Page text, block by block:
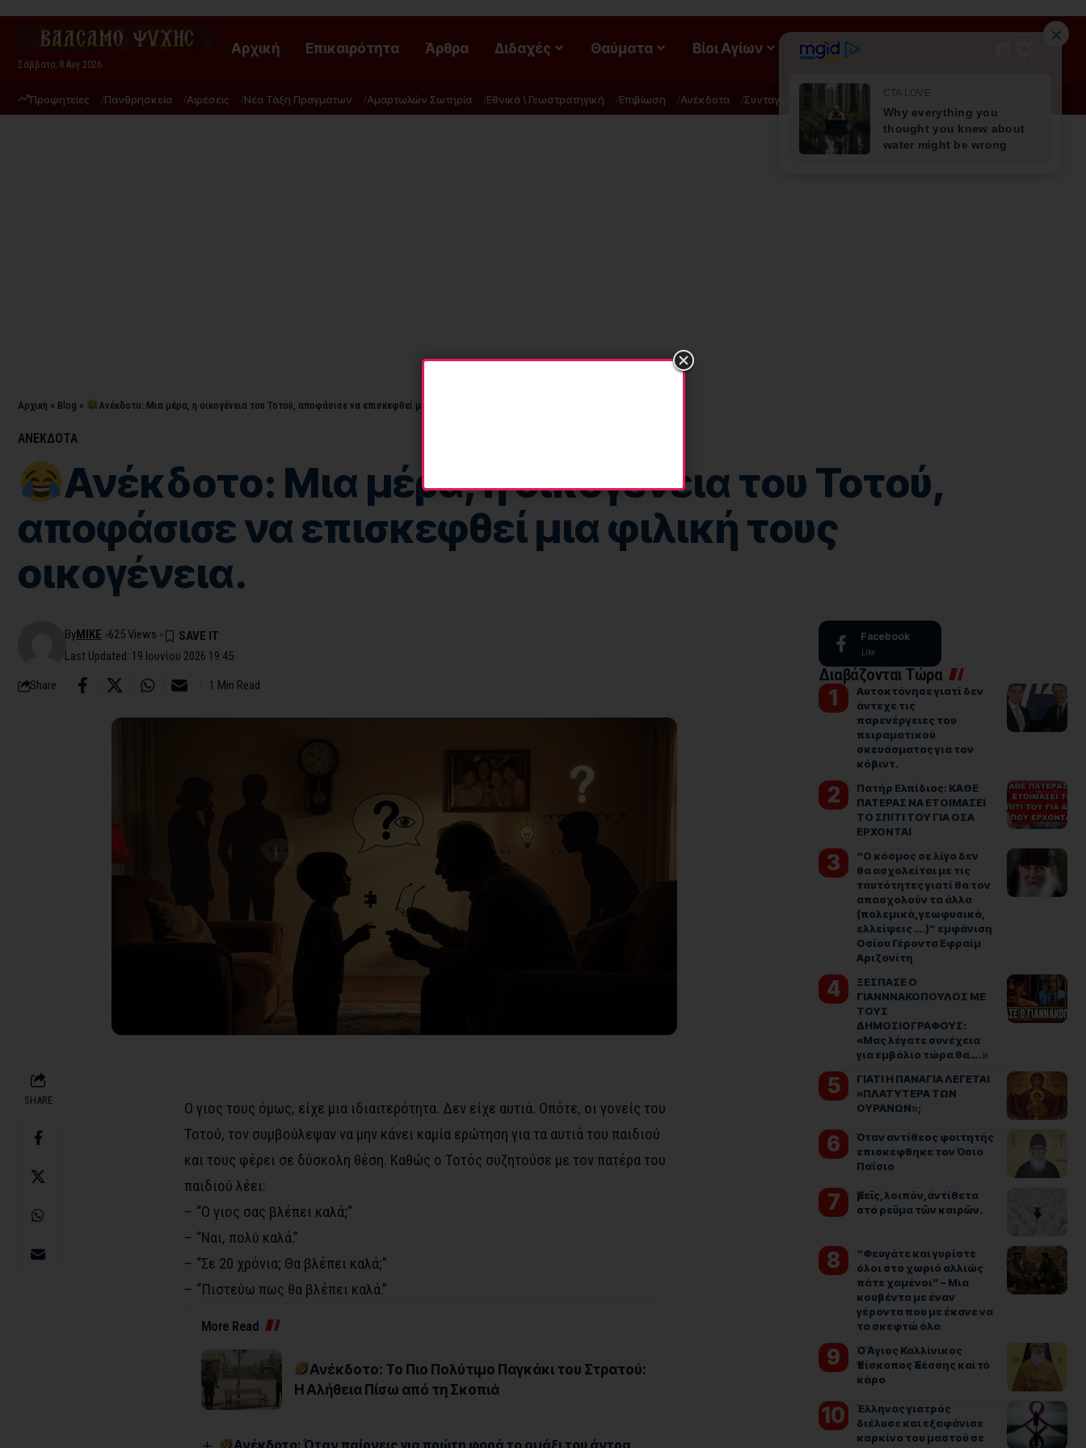
Σάββατο, 8 Αυγ 2026
Αρχική Επικαιρότητα Άρθρα Διδαχές Θαύματα Βίοι Αγίων ΡΟΗ
Προφητείες Πανθρησκεία Αιρέσεις Νέα Τάξη Πραγμάτων Αμαρτωλών Σωτηρία Εθνικά \ Γεωστρατηγική Επιβίωση Ανέκδοτα Συνταγές Διατροφή - Φυσική Ιατρική
Αρχική » Blog » Ανέκδοτο: Μια μέρα, η οικογένεια του Τοτού, αποφάσισε να επισκεφθεί μια φιλική τους οικογένεια.
ΑΝΕΚΔΟΤΑ
Ανέκδοτο: Μια μέρα, η οικογένεια του Τοτού,
αποφάσισε να επισκεφθεί μια φιλική τους
οικογένεια.
Last Updated: 19 Ιουνίου 2026 19:45
ByMIKE 625 Views
Share 1 Min Read
SHARE
Ο γιος τους όμως, είχε μια ιδιαιτερότητα. Δεν είχε αυτιά. Οπότε, οι γονείς του
Τοτού, τον συμβούλεψαν να μην κάνει καμία ερώτηση για τα αυτιά του παιδιού
και τους φέρει σε δύσκολη θέση. Καθώς ο Τοτός συζητούσε με τον πατέρα του
παιδιού λέει:
– “Ο γιος σας βλέπει καλά;”
– “Ναι, πολύ καλά.”
– “Σε 20 χρόνια; Θα βλέπει καλά;”
– “Πιστεύω πως θα βλέπει καλά.”
More Read
Ανέκδοτο: Το Πιο Πολύτιμο Παγκάκι του Στρατού:
Η Αλήθεια Πίσω από τη Σκοπιά
Ανέκδοτο: Όταν παίρνεις για πρώτη φορά το αμάξι του άντρα
Facebook
Like
Διαβάζονται Τώρα
Αυτοκτόνησε γιατί δεν
άντεχε τις
παρενέργειες του
πειραματικού
σκευάσματος για τον
κόβιντ.
Πατήρ Ελπίδιος: ΚΑΘΕ
ΠΑΤΕΡΑΣ ΝΑ ΕΤΟΙΜΑΣΕΙ
ΤΟ ΣΠΙΤΙ ΤΟΥ ΓΙΑ ΟΣΑ
ΕΡΧΟΝΤΑΙ
“Ο κόσμος σε λίγο δεν
θα ασχολείται με τις
ταυτότητες γιατί θα τον
απασχολούν τα άλλα
(πολεμικά, γεωφυσικά,
ελλείψεις ….)” εμφάνιση
Οσίου Γέροντα Εφραίμ
Αριζονίτη
ΞΕΣΠΑΣΕ Ο
ΓΙΑΝΝΝΑΚΟΠΟΥΛΟΣ ΜΕ
ΤΟΥΣ
ΔΗΜΟΣΙΟΓΡΑΦΟΥΣ:
«Μας λέγατε συνέχεια
για εμβόλιο τώρα θα…. »
ΓΙΑΤΙ Η ΠΑΝΑΓΙΑ ΛΕΓΕΤΑΙ
«ΠΛΑΤΥΤΕΡΑ ΤΩΝ
ΟΥΡΑΝΩΝ»;
Όταν αντίθεος φοιτητής
επισκέφθηκε τον Όσιο
Παΐσιο
Ἐμεῖς, λοιπόν, ἀντίθετα
στό ρεῦμα τῶν καιρῶν.
“Φευγάτε και γυρίστε
όλοι στο χωριό αλλιώς
πάτε χαμένοι” – Μια
κουβέντα με έναν
γέροντα που με έκανε να
τα σκεφτώ όλα
Ὁ Ἅγιος Καλλίνικος
Ἐπίσκοπος Ἐδέσσης καὶ τὸ
κάρο
Έλληνας γιατρός
διέλυσε και εξαφάνισε
καρκίνο του μαστού σε